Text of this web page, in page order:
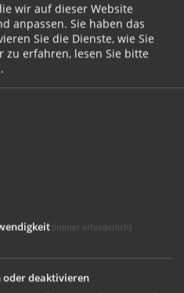
erforderlich!
von Google Maps
wir auf dieser Website
anpassen. Sie haben das
Sie die Dienste, wie Sie
zu erfahren, lesen Sie bitte
.
(immer erforderlich)
oder deaktivieren